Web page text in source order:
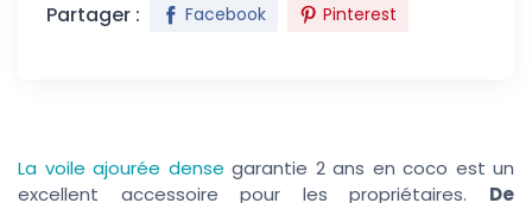
Partager : Facebook Pinterest
La voile ajourée dense garantie 2 ans en coco est un
excellent accessoire pour les propriétaires. De